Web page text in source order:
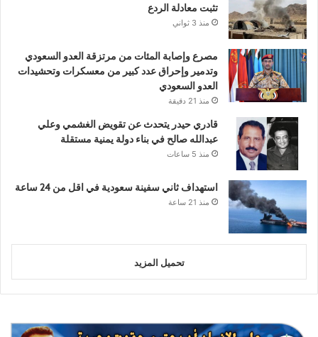
تثبت معادلة الردع
منذ 3 ثواني
مصرع وإصابة المئات من مرتزقة العدو السعودي
وتدمير وإحراق عدد كبير من معسكرات وتحشيدات
العدو السعودي
منذ 21 دقيقة
قادري حيدر يتحدث عن تقويض الغشمي وعلي
عبدالله صالح في بناء دولة يمنية مستقلة
منذ 5 ساعات
استهداف ثاني سفينة سعودية في اقل من 24 ساعة
منذ 21 ساعة
تحميل المزيد